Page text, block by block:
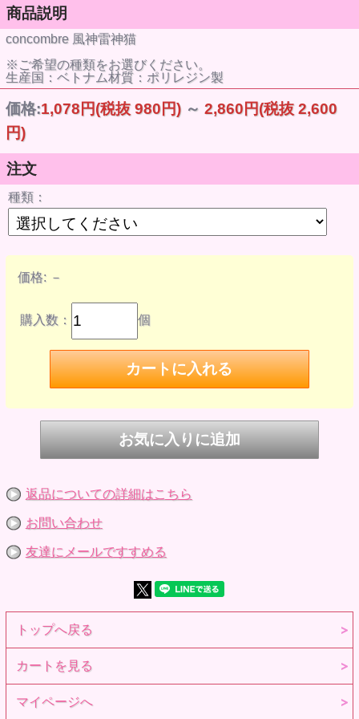
商品説明
concombre 風神雷神猫
※ご希望の種類をお選びください。
生産国：ベトナム材質：ポリレジン製
価格:1,078円(税抜 980円) ～ 2,860円(税抜 2,600
円)
注文
種類：
価格:－
購入数： 個
返品についての詳細はこちら
お問い合わせ
友達にメールですすめる
トップへ戻る
カートを見る
マイページへ